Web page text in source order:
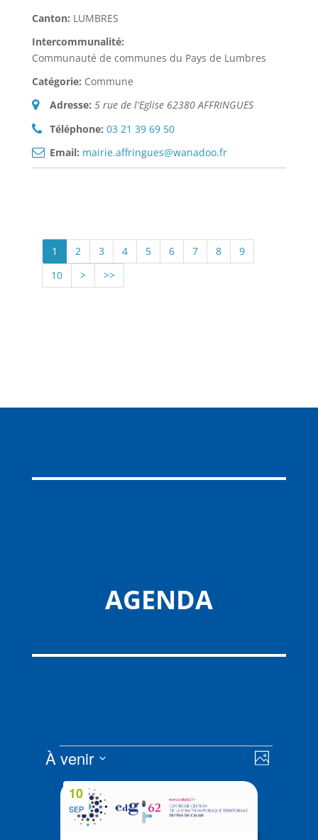
Canton: LUMBRES
Intercommunalité:
Communauté de communes du Pays de Lumbres
Catégorie: Commune
Adresse: 5 rue de l'Eglise 62380 AFFRINGUES
Téléphone: 03 21 39 69 50
Email: mairie.affringues@wanadoo.fr
1 2 3 4 5 6 7 8
9
10
> >>
AGENDA
Évènements de
Photo
À venir
List
events
SEP
10